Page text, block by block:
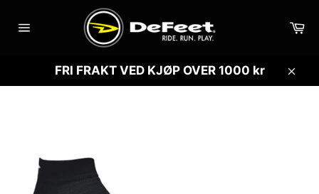
videre
Sidenavigasjon
FRI FRAKT VED KJØP OVER 1000 kr
Lukk